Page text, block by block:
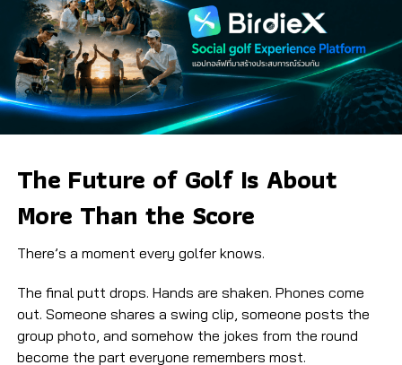
The Future of Golf Is About
More Than the Score
There’s a moment every golfer knows.
The final putt drops. Hands are shaken. Phones come
out. Someone shares a swing clip, someone posts the
group photo, and somehow the jokes from the round
become the part everyone remembers most.